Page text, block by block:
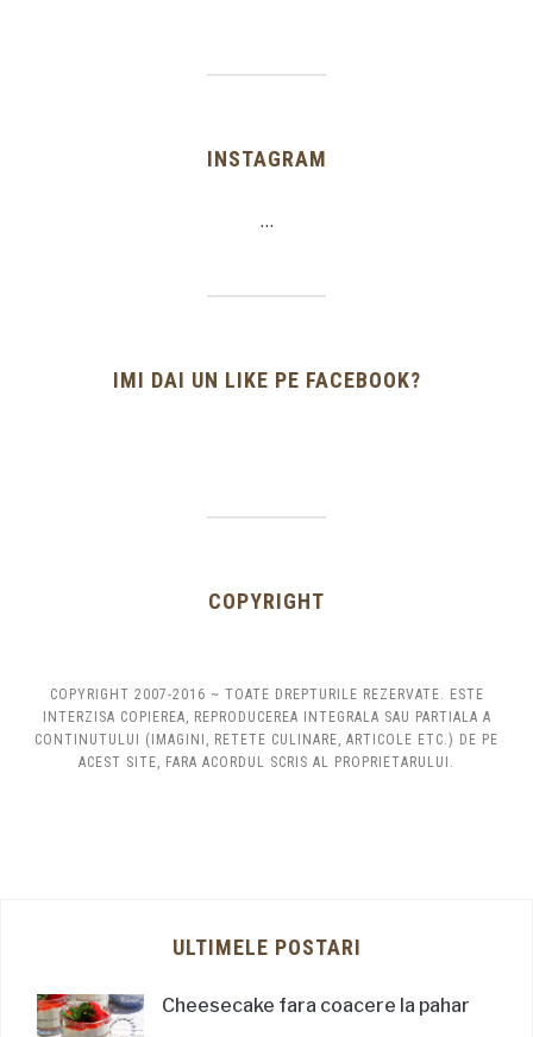
INSTAGRAM
…
IMI DAI UN LIKE PE FACEBOOK?
COPYRIGHT
COPYRIGHT 2007-2016 ~ TOATE DREPTURILE REZERVATE. ESTE
INTERZISA COPIEREA, REPRODUCEREA INTEGRALA SAU PARTIALA A
CONTINUTULUI (IMAGINI, RETETE CULINARE, ARTICOLE ETC.) DE PE
ACEST SITE, FARA ACORDUL SCRIS AL PROPRIETARULUI.
ULTIMELE POSTARI
Cheesecake fara coacere la pahar